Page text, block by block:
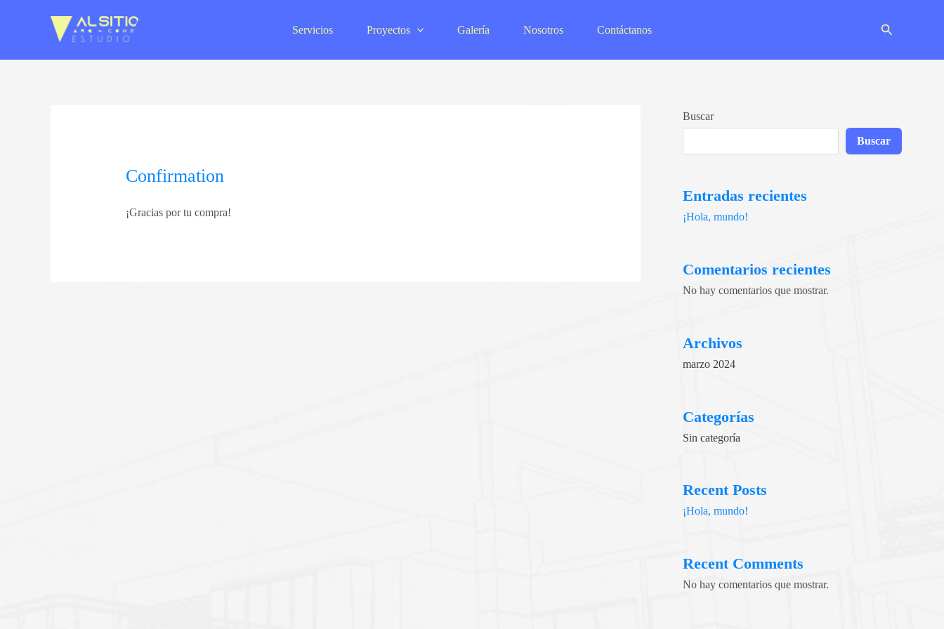
Servicios Proyectos Galería Nosotros Contáctanos Buscar
Confirmation
¡Gracias por tu compra!
Buscar
Buscar
Entradas recientes
¡Hola, mundo!
Comentarios recientes
No hay comentarios que mostrar.
Archivos
marzo 2024
Categorías
Sin categoría
Recent Posts
¡Hola, mundo!
Recent Comments
No hay comentarios que mostrar.